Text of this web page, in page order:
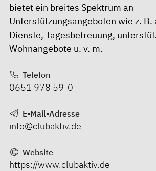
bietet ein breites Spektrum an
Unterstützungsangeboten wie z. B.
Dienste, Tagesbetreuung,
Wohnangebote u. v. m.
Telefon
0651 978 59-0
E-Mail-Adresse
info@clubaktiv.de
Website
https://www.clubaktiv.de